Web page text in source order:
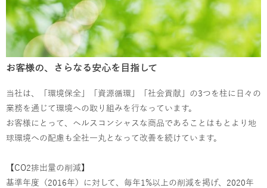
お客様の、さらなる安心を目指して
当社は、「環境保全」「資源循環」「社会貢献」の3つを柱に日々の
業務を通じて環境への取り組みを行なっています。
お客様にとって、ヘルスコンシャスな商品であることはもとより地
球環境への配慮も全社一丸となって改善を続けています。
【CO2排出量の削減】
基準年度（2016年）に対して、毎年1%以上の削減を掲げ、2020年